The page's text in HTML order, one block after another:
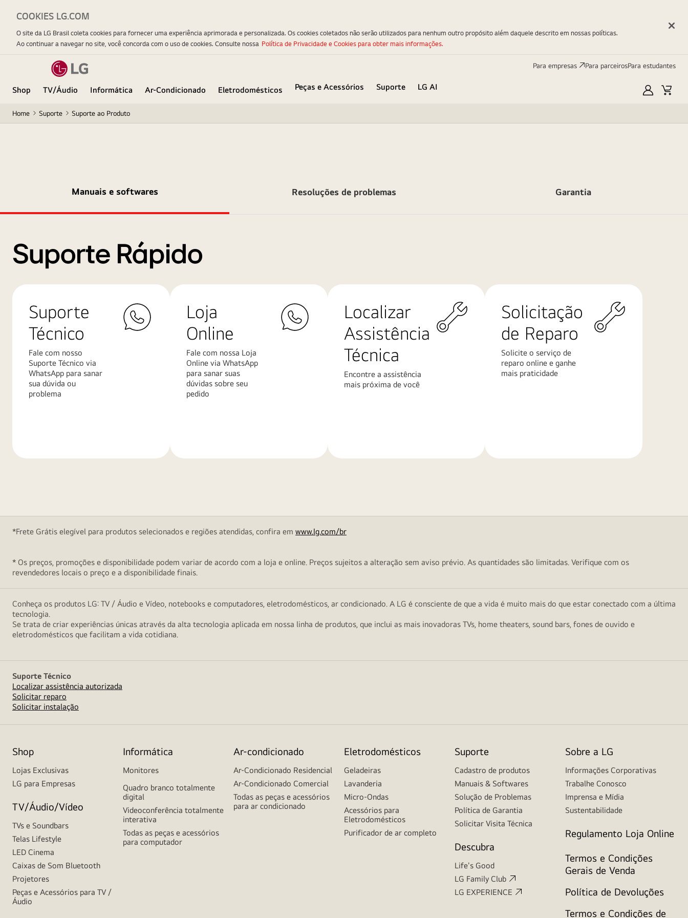
Para empresas Para parceirosPara estudantes
Shop TV/Áudio Informática Ar-Condicionado Eletrodomésticos Peças e Acessórios Suporte
LG AI
Minha
Home Suporte Suporte ao Produto
Manuais e softwares Resoluções de problemas Garantia
Suporte Rápido
Suporte
Técnico
Fale com nosso
Suporte Técnico via
WhatsApp para sanar
sua dúvida ou
problema
Loja
Online
Fale com nossa Loja
Online via WhatsApp
para sanar suas
dúvidas sobre seu
pedido
Localizar
Assistência
Técnica
Encontre a assistência
mais próxima de você
Solicitação
de Reparo
Solicite o serviço de
reparo online e ganhe
mais praticidade
*Frete Grátis elegível para produtos selecionados e regiões atendidas, confira em www.lg.com/br
* Os preços, promoções e disponibilidade podem variar de acordo com a loja e online. Preços sujeitos a alteração sem aviso prévio. As quantidades são limitadas. Verifique com os
revendedores locais o preço e a disponibilidade finais.
Conheça os produtos LG: TV / Áudio e Vídeo, notebooks e computadores, eletrodomésticos, ar condicionado. A LG é consciente de que a vida é muito mais do que estar conectado com a última
tecnologia.
Se trata de criar experiências únicas através da alta tecnologia aplicada em nossa linha de produtos, que inclui as mais inovadoras TVs, home theaters, sound bars, fones de ouvido e
eletrodomésticos que facilitam a vida cotidiana.
Suporte Técnico
Localizar assistência autorizada
Solicitar reparo
Solicitar instalação
Shop
Lojas Exclusivas
LG para Empresas
TV/Áudio/Vídeo
TVs e Soundbars
Telas Lifestyle
LED Cinema
Caixas de Som Bluetooth
Projetores
Peças e Acessórios para TV /
Áudio
Informática
Monitores
Quadro branco totalmente
digital
Videoconferência totalmente
interativa
Todas as peças e acessórios
para computador
Ar-condicionado
Ar-Condicionado Residencial
Ar-Condicionado Comercial
Todas as peças e acessórios
para ar condicionado
Eletrodomésticos
Geladeiras
Lavanderia
Micro-Ondas
Acessórios para
Eletrodomésticos
Purificador de ar completo
Suporte
Cadastro de produtos
Manuais & Softwares
Solução de Problemas
Política de Garantia
Solicitar Visita Técnica
Descubra
Life's Good
LG Family Club
LG EXPERIENCE
Sobre a LG
Informações Corporativas
Trabalhe Conosco
Imprensa e Mídia
Sustentabilidade
Regulamento Loja Online
Termos e Condições
Gerais de Venda
Política de Devoluções
Termos e Condições de
COOKIES LG.COM
O site da LG Brasil coleta cookies para fornecer uma experiência aprimorada e personalizada. Os cookies coletados não serão utilizados para nenhum outro propósito além daquele descrito em nossas políticas.
Ao continuar a navegar no site, você concorda com o uso de cookies. Consulte nossa Política de Privacidade e Cookies para obter mais informações.